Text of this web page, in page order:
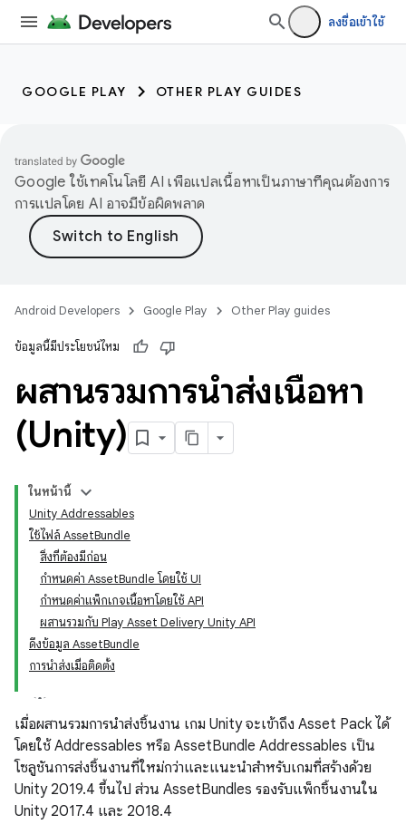
ลงชื่อเข้าใช้
GOOGLE PLAY OTHER PLAY GUIDES
Google ใช้เทคโนโลยี AI เพื่อแปลเนื้อหาเป็นภาษาที่คุณต้องการ
การแปลโดย AI อาจมีข้อผิดพลาด
Android Developers Google Play Other Play guides
ข้อมูลนี้มีประโยชน์ไหม
ผสานรวมการนำส่งเนื้อหา
(Unity)
ในหน้านี้
Unity Addressables
ใช้ไฟล์ AssetBundle
สิ่งที่ต้องมีก่อน
กำหนดค่า AssetBundle โดยใช้ UI
กำหนดค่าแพ็กเกจเนื้อหาโดยใช้ API
ผสานรวมกับ Play Asset Delivery Unity API
ดึงข้อมูล AssetBundle
การนำส่งเมื่อติดตั้ง
เมื่อผสานรวมการนำส่งชิ้นงาน เกม Unity จะเข้าถึง Asset Pack ได้
โดยใช้ Addressables หรือ AssetBundle Addressables เป็น
โซลูชันการส่งชิ้นงานที่ใหม่กว่าและแนะนำสำหรับเกมที่สร้างด้วย
Unity 2019.4 ขึ้นไป ส่วน AssetBundles รองรับแพ็กชิ้นงานใน
Unity 2017.4 และ 2018.4